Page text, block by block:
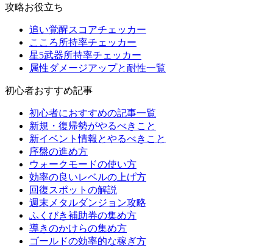
攻略お役立ち
追い覚醒スコアチェッカー
こころ所持率チェッカー
星5武器所持率チェッカー
属性ダメージアップと耐性一覧
初心者おすすめ記事
初心者におすすめの記事一覧
新規・復帰勢がやるべきこと
新イベント情報とやるべきこと
序盤の進め方
ウォークモードの使い方
効率の良いレベルの上げ方
回復スポットの解説
週末メタルダンジョン攻略
ふくびき補助券の集め方
導きのかけらの集め方
ゴールドの効率的な稼ぎ方